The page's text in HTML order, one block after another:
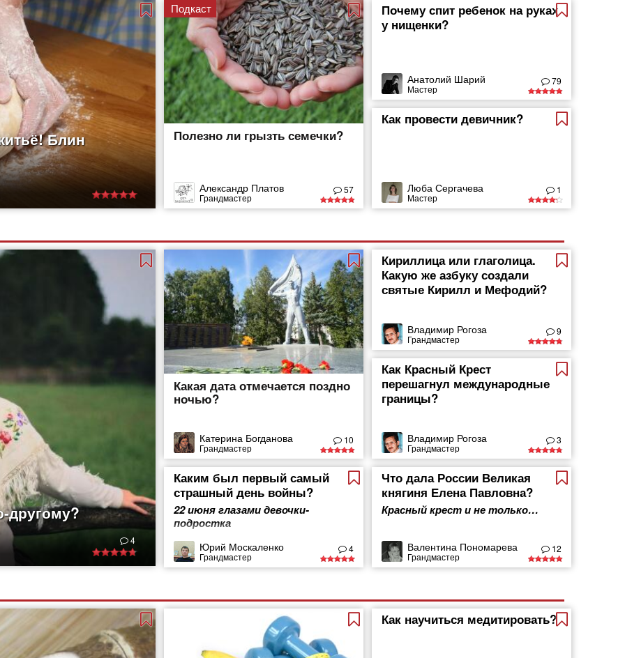
Блин
Подкаст
Полезно ли грызть семечки?
Александр Платов
Грандмастер
57
Почему спит ребенок на руках
у нищенки?
Анатолий Шарий
Мастер
79
Как провести девичник?
Люба Сергачева
Мастер
1
другому?
И не только они,
их творения.
издавна
искать еще в
было
4
Какая дата отмечается поздно
ночью?
Катерина Богданова
Грандмастер
10
Кириллица или глаголица.
Какую же азбуку создали
святые Кирилл и Мефодий?
Владимир Рогоза
Грандмастер
9
Как Красный Крест
перешагнул международные
границы?
Владимир Рогоза
Грандмастер
3
Каким был первый самый
страшный день войны?
22 июня глазами девочки-
подростка
Юрий Москаленко
Грандмастер
4
Что дала России Великая
княгиня Елена Павловна?
Красный крест и не только…
Валентина Пономарева
Грандмастер
12
Как научиться медитировать?